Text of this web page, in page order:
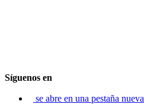
Síguenos en
se abre en una pestaña nueva